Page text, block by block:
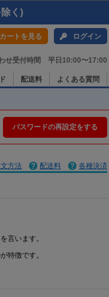
く)
カートを見る ログイン
せ受付時間 平日10:00〜17:00
配送料 よくある質問
パスワードの再設定をする
方法 配送料 各種決済
言います。
特徴です。